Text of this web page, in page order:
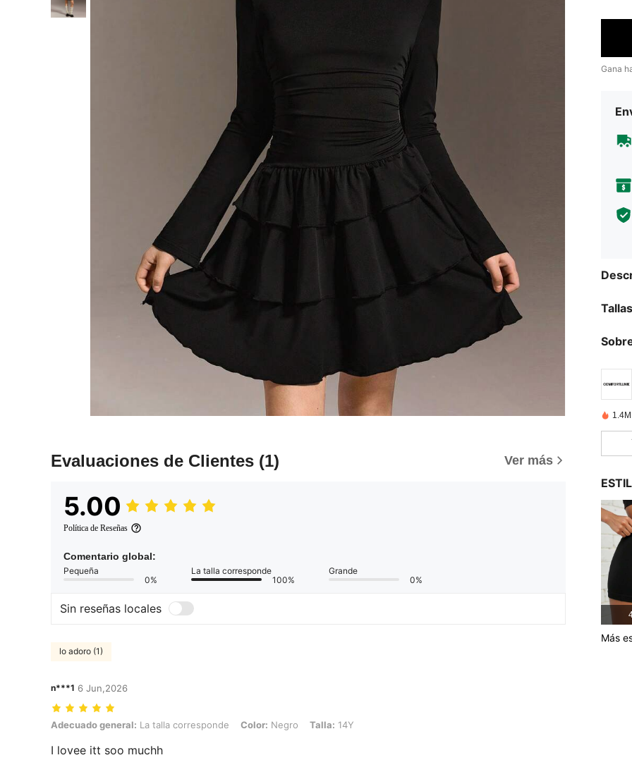
Evaluaciones de Clientes (1) Ver más
5.00
Política de Reseñas
Comentario global:
Pequeña
0%
La talla corresponde
100%
Grande
0%
Sin reseñas locales
lo adoro (1)
n***1 6 Jun,2026
Adecuado general: La talla corresponde, Color: Negro, Talla: 14Y
Adecuado general: La talla corresponde Color: Negro Talla: 14Y
I lovee itt soo muchh
Gana
Más